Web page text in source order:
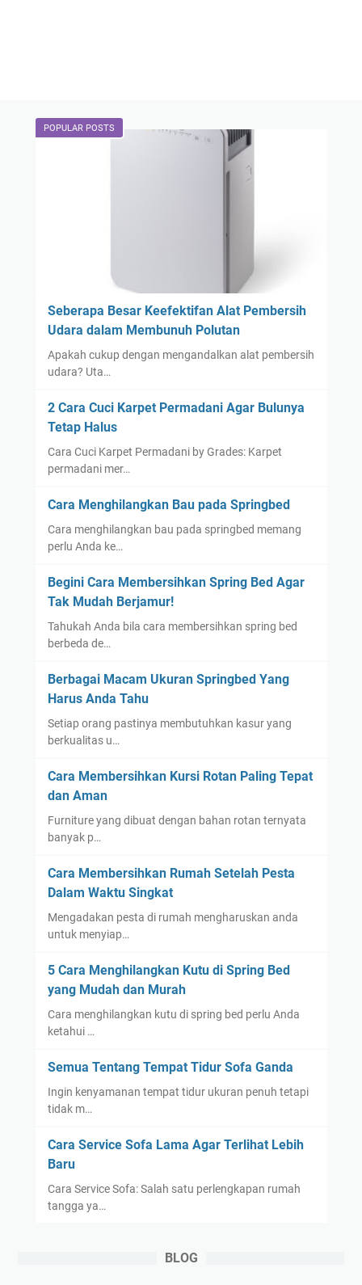
POPULAR POSTS
Seberapa Besar Keefektifan Alat Pembersih
Udara dalam Membunuh Polutan
Apakah cukup dengan mengandalkan alat pembersih
udara? Uta…
2 Cara Cuci Karpet Permadani Agar Bulunya
Tetap Halus
Cara Cuci Karpet Permadani by Grades: Karpet
permadani mer…
Cara Menghilangkan Bau pada Springbed
Cara menghilangkan bau pada springbed memang
perlu Anda ke…
Begini Cara Membersihkan Spring Bed Agar
Tak Mudah Berjamur!
Tahukah Anda bila cara membersihkan spring bed
berbeda de…
Berbagai Macam Ukuran Springbed Yang
Harus Anda Tahu
Setiap orang pastinya membutuhkan kasur yang
berkualitas u…
Cara Membersihkan Kursi Rotan Paling Tepat
dan Aman
Furniture yang dibuat dengan bahan rotan ternyata
banyak p…
Cara Membersihkan Rumah Setelah Pesta
Dalam Waktu Singkat
Mengadakan pesta di rumah mengharuskan anda
untuk menyiap…
5 Cara Menghilangkan Kutu di Spring Bed
yang Mudah dan Murah
Cara menghilangkan kutu di spring bed perlu Anda
ketahui …
Semua Tentang Tempat Tidur Sofa Ganda
Ingin kenyamanan tempat tidur ukuran penuh tetapi
tidak m…
Cara Service Sofa Lama Agar Terlihat Lebih
Baru
Cara Service Sofa: Salah satu perlengkapan rumah
tangga ya…
BLOG